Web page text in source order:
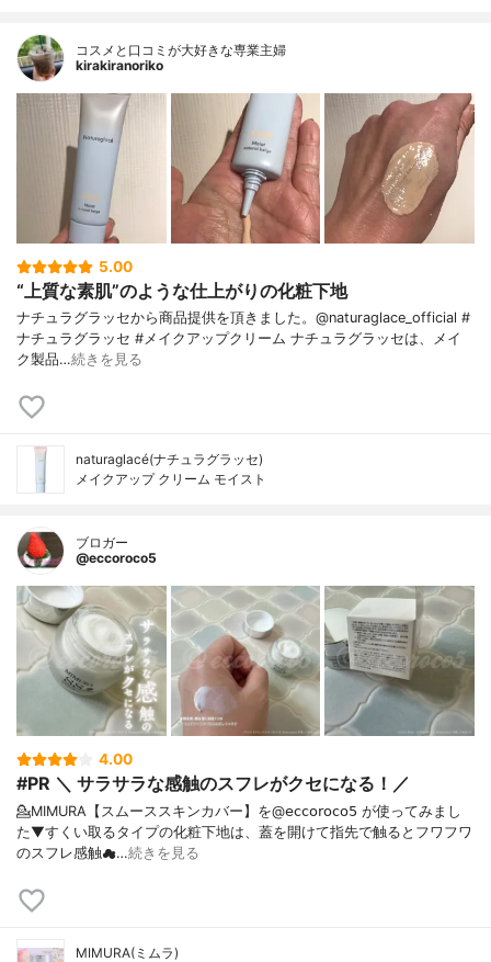
コスメと口コミが大好きな専業主婦
kirakiranoriko
5.00
“上質な素肌”のような仕上がりの化粧下地
ナチュラグラッセから商品提供を頂きました。@naturaglace_official #
ナチュラグラッセ #メイクアップクリーム ナチュラグラッセは、メイ
ク製品…続きを見る
naturaglacé(ナチュラグラッセ)
メイクアップ クリーム モイスト
ブロガー
@eccoroco5
4.00
#PR ＼ サラサラな感触のスフレがクセになる！／
💁MIMURA【スムーススキンカバー】を@𝖾𝖼𝖼𝗈𝗋𝗈𝖼𝗈𝟧 が使ってみまし
た⁡⁡▼⁡すくい取るタイプの化粧下地は、蓋を開けて指先で触るとフワフワ
のスフレ感触☁…続きを見る
MIMURA(ミムラ)